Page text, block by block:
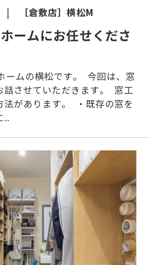
) | ［倉敷店］ 横松M
ームにお任せくださ
ームの横松です。 今回は、窓
話させていただきます。 窓工
法があります。 ・既存の窓を